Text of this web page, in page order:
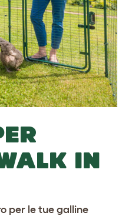
IN
per le tue galline